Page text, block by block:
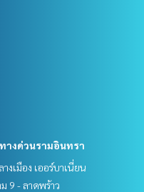
างด่วนรามอินทรา
งเมือง เออร์บาเนี่ยน
9 - ลาดพร้าว